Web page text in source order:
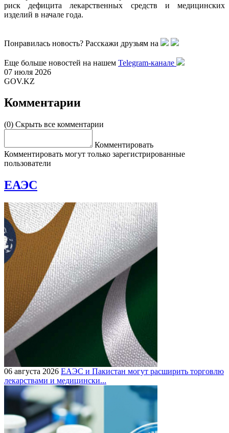
риск дефицита лекарственных средств и медицинских
изделий в начале года.
Понравилась новость? Расскажи друзьям на
Еще больше новостей на нашем Telegram-канале
07 июля 2026
GOV.KZ
Комментарии
(0) Скрыть все комментарии
Комментировать
Комментировать могут только зарегистрированные
пользователи
ЕАЭС
06 августа 2026 ЕАЭС и Пакистан могут расширить торговлю
лекарствами и медицински...